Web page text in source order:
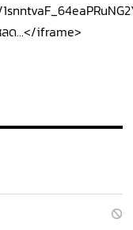
ด...</iframe>